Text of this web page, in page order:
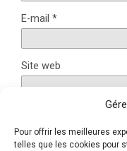
Pour offrir les meilleures
telles que les cookies pour
E-mail *
Site web
Ce site utilise